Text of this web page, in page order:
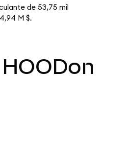
de 53,75 mil
M $.
HOODon